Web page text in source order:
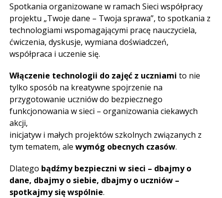
Spotkania organizowane w ramach Sieci współpracy
projektu „Twoje dane – Twoja sprawa”, to spotkania z
technologiami wspomagającymi pracę nauczyciela,
ćwiczenia, dyskusje, wymiana doświadczeń,
współpraca i uczenie się.
Włączenie technologii do zajęć z uczniami to nie
tylko sposób na kreatywne spojrzenie na
przygotowanie uczniów do bezpiecznego
funkcjonowania w sieci – organizowania ciekawych
akcji,
inicjatyw i małych projektów szkolnych związanych z
tym tematem, alewymóg obecnych czasów.
Dlatego bądźmy bezpieczni w sieci – dbajmy o
dane, dbajmy o siebie, dbajmy o uczniów –
spotkajmy się wspólnie.